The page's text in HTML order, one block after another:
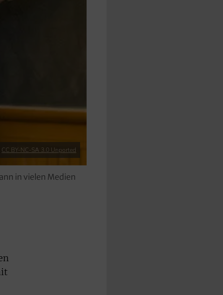
CC BY-NC-SA 3.0 Unported
in vielen Medien